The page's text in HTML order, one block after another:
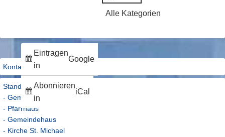
Alle Kategorien
Eintragen
in
Google
Abonnieren
in
iCal
Kontakt
Standorte
- Gemeindebüro
- Pfarrhaus
- Gemeindehaus
- Kirche St. Michael